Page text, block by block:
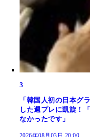
3
「韓国人初の日本グ
した週プレに凱旋！
なかったです」
2026年08月03日 20:00